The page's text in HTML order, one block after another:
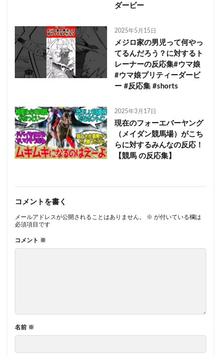
ダービー
2025年5月15日
メジロ家の男児って何やっ
てるんだろう？に対するト
レーナーの反応集#ウマ娘
#ウマ娘プリティーダービ
ー #反応集 #shorts
2025年3月17日
現在のフォーエバーヤング
（メイダン競馬場）がこち
らに対するみんなの反応！
【競馬 の反応集】
コメントを書く
メールアドレスが公開されることはありません。 ※ が付いている欄は
必須項目です
コメント ※
名前 ※